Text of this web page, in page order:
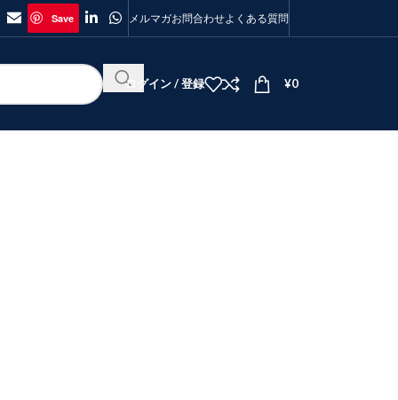
Save メルマガお問合わせよくある質問
ログイン / 登録 ¥0